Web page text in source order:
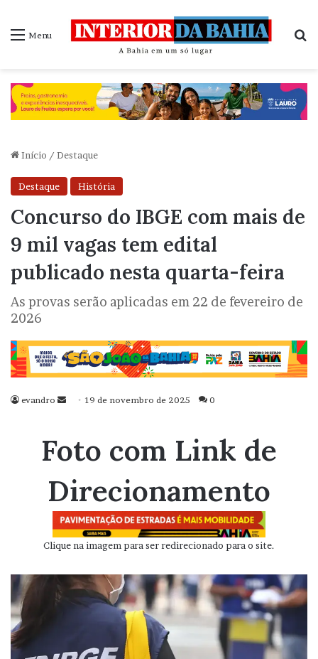
Menu
Início / Destaque
Destaque História
Concurso do IBGE com mais de
9 mil vagas tem edital
publicado nesta quarta-feira
As provas serão aplicadas em 22 de fevereiro de
2026
evandro
Mande
mail
19 de novembro de 2025 0
Foto com Link de
Direcionamento
Clique na imagem para ser redirecionado para o site.